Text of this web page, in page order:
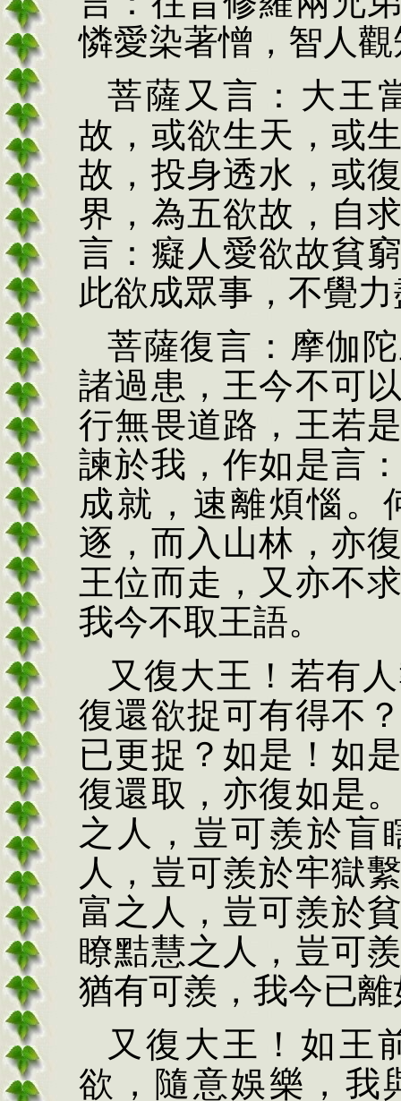
憐愛染著憎，智人
菩薩又言：大王
故，或欲生天，或
故，投身透水，或
界，為五欲故，自
言：癡人愛欲故貧
此欲成眾事，不覺
菩薩復言：摩伽
諸過患，王今不可
行無畏道路，王若
諫於我，作如是言
成就，速離煩惱。
逐，而入山林，亦
王位而走，又亦不
我今不取王語。
又復大王！若有
復還欲捉可有得不
已更捉？如是！如
復還取，亦復如是
之人，豈可羨於盲
人，豈可羨於牢獄
富之人，豈可羨於
瞭黠慧之人，豈可
猶有可羨，我今已
又復大王！如王
欲，隨意娛樂，我